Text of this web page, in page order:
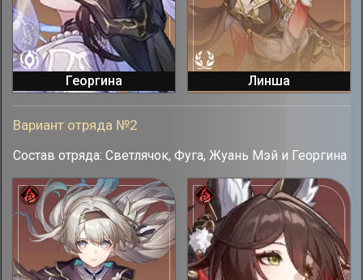
Георгина Линша
Вариант отряда №2
Состав отряда: Светлячок, Фуга, Жуань Мэй и Георгина